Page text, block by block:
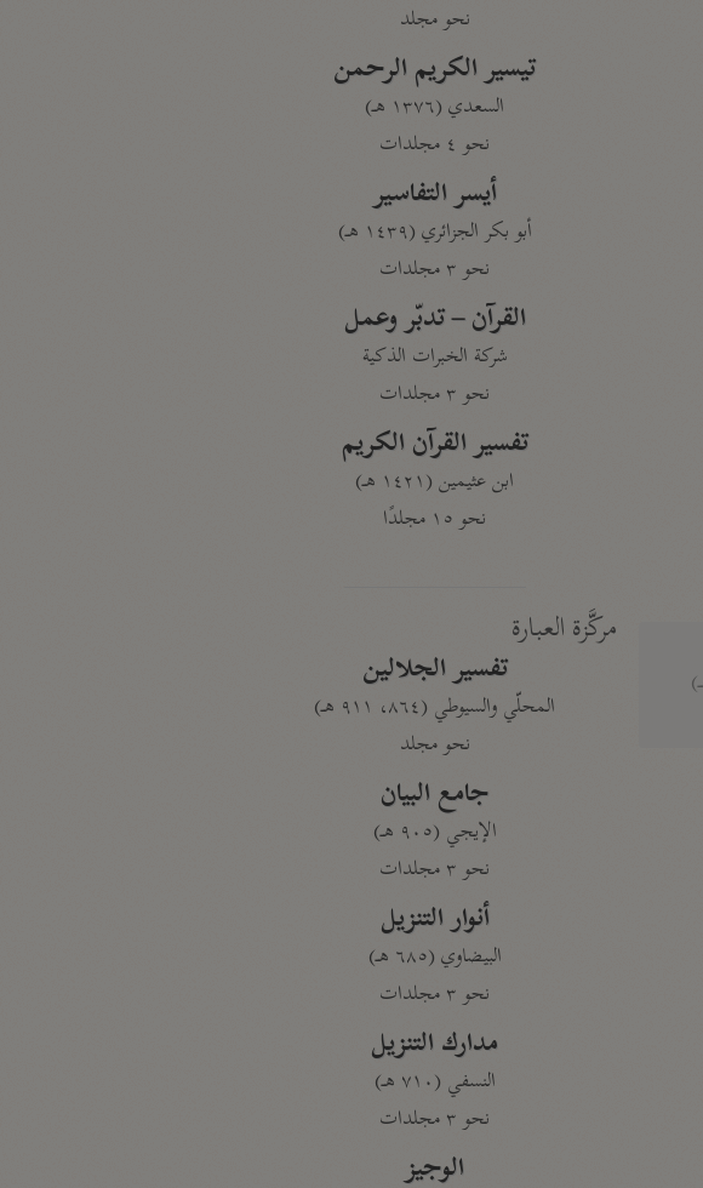
نحو مجلد
تيسير الكريم الرحمن
السعدي (١٣٧٦ هـ)
نحو ٤ مجلدات
أيسر التفاسير
أبو بكر الجزائري (١٤٣٩ هـ)
نحو ٣ مجلدات
القرآن – تدبّر وعمل
شركة الخبرات الذكية
نحو ٣ مجلدات
تفسير القرآن الكريم
ابن عثيمين (١٤٢١ هـ)
نحو ١٥ مجلدًا
مركَّزة العبارة
تفسير الجلالين
المحلّي والسيوطي (٨٦٤، ٩١١ هـ)
نحو مجلد
جامع البيان
الإيجي (٩٠٥ هـ)
نحو ٣ مجلدات
أنوار التنزيل
البيضاوي (٦٨٥ هـ)
نحو ٣ مجلدات
مدارك التنزيل
النسفي (٧١٠ هـ)
نحو ٣ مجلدات
الوجيز